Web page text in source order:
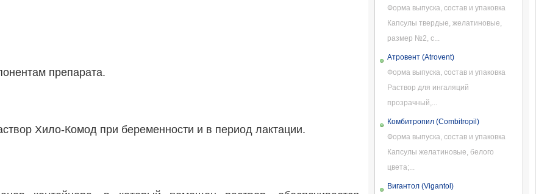
препарата.
Хило-Комод при беременности и в период лактации.
Форма выпуска, состав и упаковка
Капсулы твердые, желатиновые,
размер №2, с...
Атровент (Atrovent)
Форма выпуска, состав и упаковка
Раствор для ингаляций
прозрачный,...
Комбитропил (Combitropil)
Форма выпуска, состав и упаковка
Капсулы желатиновые, белого
цвета;...
Вигантол (Vigantol)